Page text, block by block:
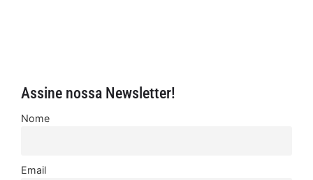
Assine nossa Newsletter!
Nome
Email